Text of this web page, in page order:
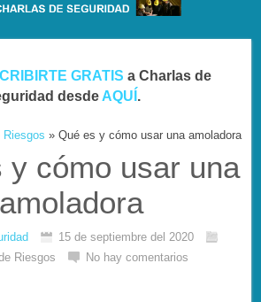
GRATIS a Charlas de
desde AQUÍ .
Riesgos »Qué es y cómo usar una amoladora
y cómo usar una
amoladora
15 de septiembre del 2020
Riesgos
No hay comentarios